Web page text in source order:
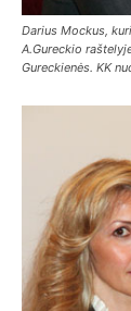
Darius Mockus,
A.Gureckio
Gureckienės. KK